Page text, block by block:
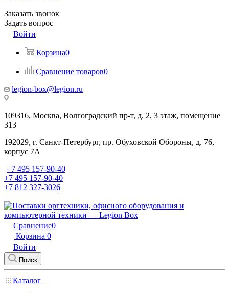
Заказать звонок
Задать вопрос
Войти
Корзина0
Сравнение товаров0
legion-box@legion.ru
109316, Москва, Волгоградский пр-т, д. 2, 3 этаж, помещение
313
192029, г. Санкт-Петербург, пр. Обуховской Обороны, д. 76,
корпус 7А
+7 495 157-90-40
+7 495 157-90-40
+7 812 327-3026
Сравнение0
Корзина 0
Войти
Поиск
Каталог